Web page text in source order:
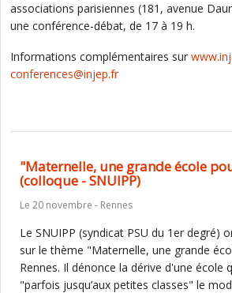
associations parisiennes (181, avenue
une conférence-débat, de 17 à 19 h.
Informations complémentaires sur
conferences@injep.fr
"Maternelle, une grande école
(colloque - SNUIPP)
Le 20 novembre - Rennes
Le SNUIPP (syndicat PSU du 1er degré)
sur le thème "Maternelle, une grande
Rennes. Il dénonce la dérive d'une école
"parfois jusqu’aux petites classes" le